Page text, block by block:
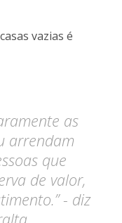
vazias é
as
arrendam
que
de valor,
- diz